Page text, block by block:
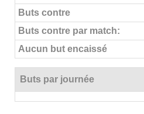
Buts contre
Buts contre par match:
Aucun but encaissé
Buts par journée